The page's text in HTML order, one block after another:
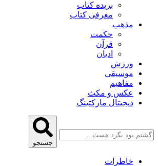
بریده کتاب
معرفی کتاب
مذهب
حکمت
قرآن
ادیان
ورزش
موسیقی
مفاهیم
عکس و مکث
دیجیتال مارکتینگ
جستجو
خاطرات